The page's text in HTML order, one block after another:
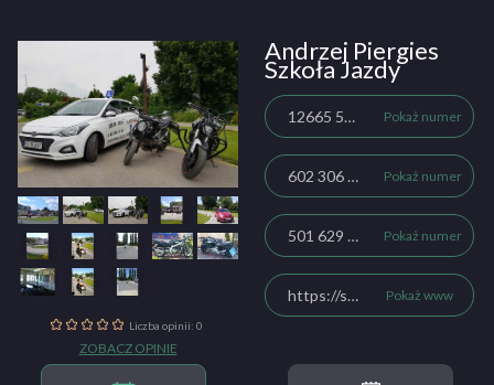
Liczba opinii: 0
ZOBACZ OPINIE
Andrzej Piergies
Szkoła Jazdy
12665 57 20 Pokaż numer
602 306 071 Pokaż numer
501 629 599 Pokaż numer
https://szkolajazdy.krakow.pl/ Pokaż www